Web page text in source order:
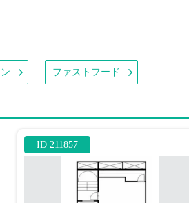
ファストフード
ID 211857